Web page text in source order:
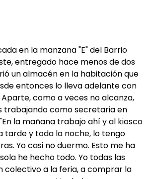
en la manzana "E" del Barrio
entregado hace menos de dos
un almacén en la habitación que
entonces lo lleva adelante con
como a veces no alcanza,
trabajando como secretaria en
la mañana trabajo ahí y al kiosco
tarde y toda la noche, lo tengo
Yo casi no duermo. Esto me ha
he hecho todo. Yo todas las
colectivo a la feria, a comprar la